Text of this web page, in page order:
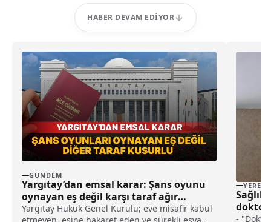
HABER DEVAM EDIYOR
GÜNDEM
Yargıtay’dan emsal karar: Şans oyunu
oynayan eş değil karşı taraf ağır
kusurlu sayıldı
Yargıtay Hukuk Genel Kurulu; eve misafir kabul
YEREL
Sağlık
-